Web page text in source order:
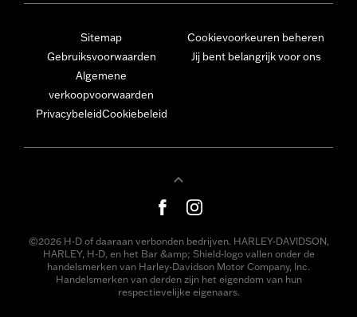
Sitemap
Gebruiksvoorwaarden
Algemene
verkoopvoorwaarden
PrivacybeleidCookiebeleid
Cookievoorkeuren beheren
Jij bent belangrijk voor ons
©2026 H-D of daaraan verbonden bedrijven. HARLEY-DAVIDSON,
HARLEY, H-D, en het Bar &amp; Shield-logo vallen onder de
handelsmerken van Harley-Davidson Motor Company, Inc.
Handelsmerken van derden zijn het eigendom van hun
respectievelijke eigenaars.